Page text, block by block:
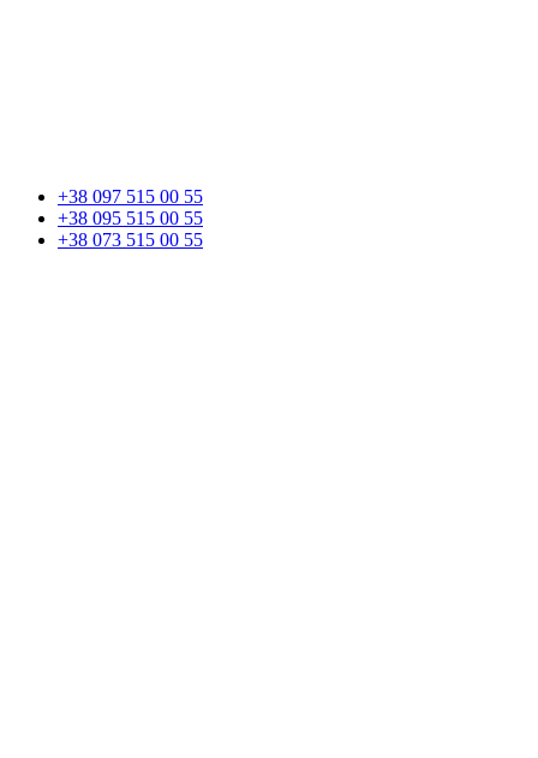
+38 097 515 00 55
+38 095 515 00 55
+38 073 515 00 55